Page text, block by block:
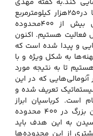
کند.به گفته مهدی
کرباسیان، خوشبختانه فعالیت‌های ما در۲۵۰هزار کیلومترمربع
پهنه اکتشافی، منجر به شناسایی بیش از ۴۰۰محدوده
استان درحال فعالیت هستیم. اکنون
و پیدا شده است که
به شکل ویژه و با
تا به نتیجه مورد
که در این
سیستماتیک تعریف شده و
است. کرباسیان ابراز
امیدواری کرد دستگم ۳ تا ۴ معدن بزرگ در ۴۰۰ محدوده
به این هدف باید